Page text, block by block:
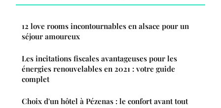
12 love rooms incontournables en alsace pour un
séjour amoureux
Les incitations fiscales avantageuses pour les
énergies renouvelables en 2021 : votre guide
complet
Choix d'un hôtel à Pézenas : le confort avant tout